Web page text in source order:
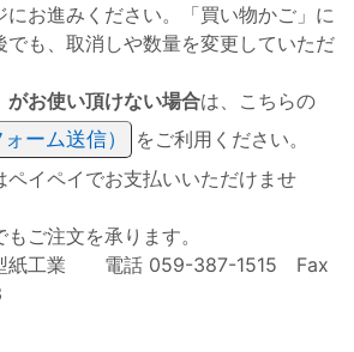
にお進みください。「買い物かご」に
でも、取消しや数量を変更していただ
がお使い頂けない場合は、こちらの
ーム送信）
をご利用ください。
ペイペイでお支払いいただけませ
ご注文を承ります。
紙工業 電話 059-387-1515 Fax